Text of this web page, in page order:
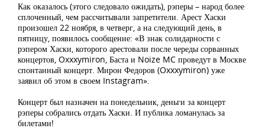
Как оказалось (этого следовало ожидать), рэперы – народ более
сплоченный, чем рассчитывали запретители. Арест Хаски
произошел 22 ноября, в четверг, а на следующий день, в
пятницу, появилось сообщение: «В знак солидарности с
рэпером Хаски, которого арестовали после череды сорванных
концертов, Oxxxymiron, Баста и Noize MC проведут в Москве
спонтанный концерт. Мирон Федоров (Oxxxymiron) уже
заявил об этом в своем Instagram».
Концерт был назначен на понедельник, деньги за концерт
рэперы собрались отдать Хаски. И публика ломанулась за
билетами!